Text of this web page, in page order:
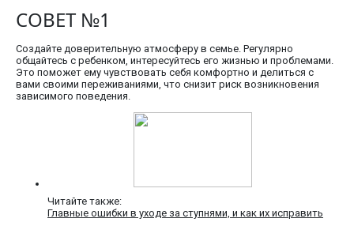
СОВЕТ №1
Создайте доверительную атмосферу в семье. Регулярно
общайтесь с ребенком, интересуйтесь его жизнью и проблемами.
Это поможет ему чувствовать себя комфортно и делиться с
вами своими переживаниями, что снизит риск возникновения
зависимого поведения.
Читайте также:
Главные ошибки в уходе за ступнями, и как их исправить